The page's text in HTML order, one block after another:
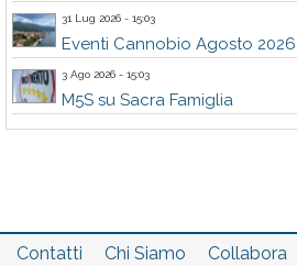
31 Lug 2026 - 15:03
Eventi Cannobio Agosto 2026
3 Ago 2026 - 15:03
M5S su Sacra Famiglia
Contatti Chi Siamo Collabora